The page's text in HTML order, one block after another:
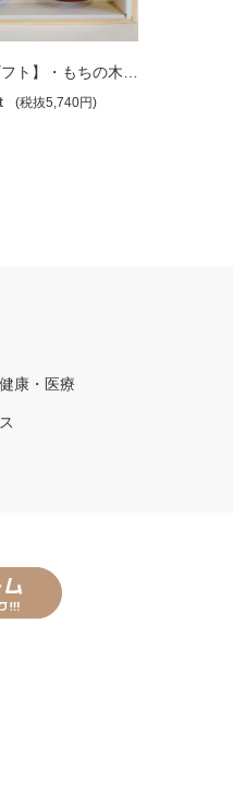
(税抜5,740円)
康・医療